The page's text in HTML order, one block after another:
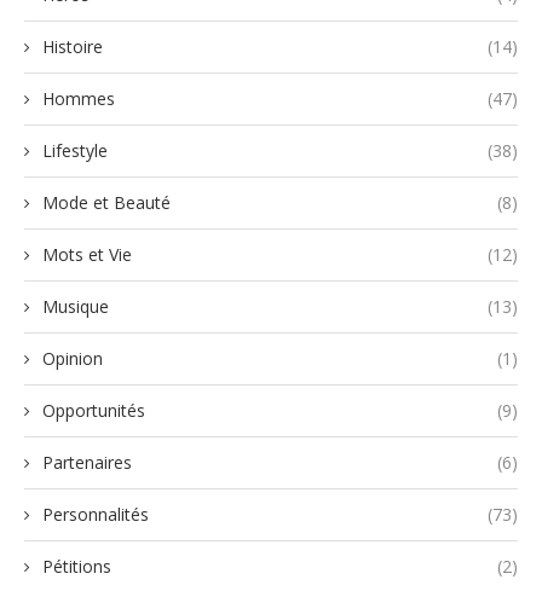
Histoire (14)
Hommes (47)
Lifestyle (38)
Mode et Beauté (8)
Mots et Vie (12)
Musique (13)
Opinion (1)
Opportunités (9)
Partenaires (6)
Personnalités (73)
Pétitions (2)